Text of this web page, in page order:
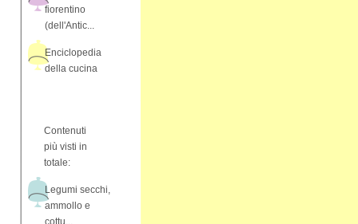
fiorentino
(dell'Antic...
Enciclopedia
della cucina
Contenuti
più visti in
totale:
Legumi secchi,
ammollo e
cottu...